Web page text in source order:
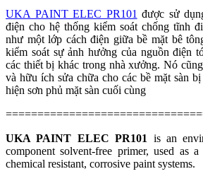
UKA PAINT ELEC PR101 được sử
điện cho hệ thống kiểm soát chống tĩnh
như một lớp cách điện giữa bề mặt bê
kiểm soát sự ảnh hưởng của nguồn điện
các thiết bị khác trong nhà xưởng. Nó
và hữu ích sửa chữa cho các bề mặt sàn
hiện sơn phủ mặt sàn cuối cùng
UKA PAINT ELEC PR101
is an
component solvent-free primer, used as
chemical resistant, corrosive paint systems.